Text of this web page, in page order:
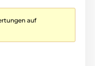
auf